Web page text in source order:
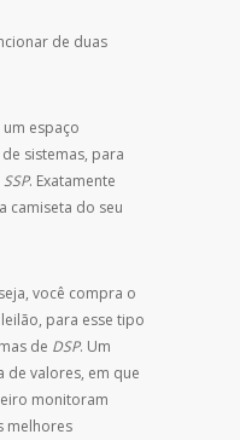
de duas
espaço
sistemas, para
SSP. Exatamente
camiseta do seu
você compra o
para esse tipo
de DSP. Um
de valores, em que
monitoram
melhores